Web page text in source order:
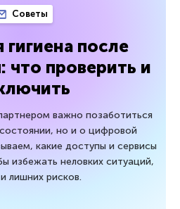
Советы
после
что проверить и
важно позаботиться
но и о цифровой
какие доступы и сервисы
избежать неловких ситуаций,
лишних рисков.